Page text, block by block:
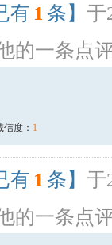
有 1 条】 于
的一条点
信度： 1
有 1 条】 于
的一条点